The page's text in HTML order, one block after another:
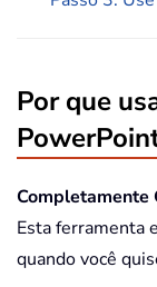
Por que
Completamente
Esta ferramenta
quando você